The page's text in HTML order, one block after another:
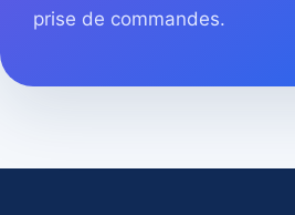
prise de commandes.